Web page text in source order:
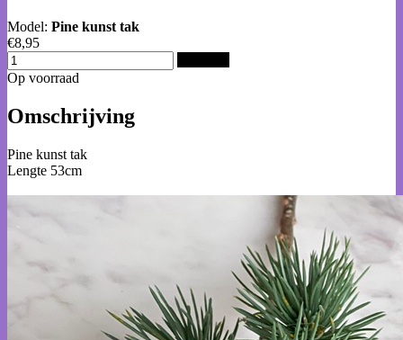
Model: Pine kunst tak
€8,95
Op voorraad
Omschrijving
Pine kunst tak
Lengte 53cm